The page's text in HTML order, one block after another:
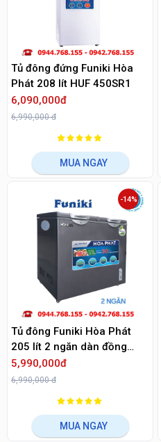
Tủ đông đứng Funiki Hòa
Phát 208 lít HUF 450SR1
6,090,000đ
6,990,000 đ
MUA NGAY
Tủ đông Funiki Hòa Phát
205 lít 2 ngăn dàn đồng
HCF 506S2Đ2SH
5,990,000đ
6,990,000 đ
-14%
MUA NGAY